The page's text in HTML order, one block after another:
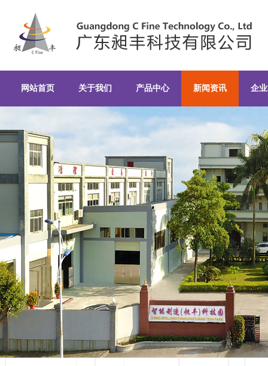
新闻资讯-广东昶丰科技有限公司
网站首页 关于我们 产品中心 新闻资讯 企